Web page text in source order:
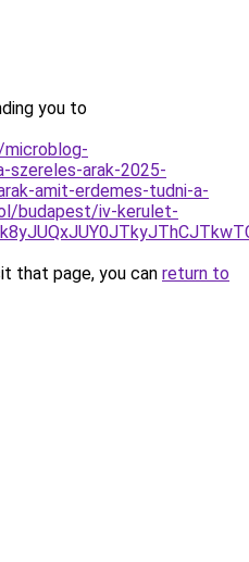
you to
microblog-
szereles-arak-2025-
amit-erdemes-tudni-a-
budapest/iv-kerulet-
that page, you can return to